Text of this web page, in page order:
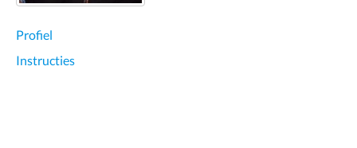
Profiel
Instructies